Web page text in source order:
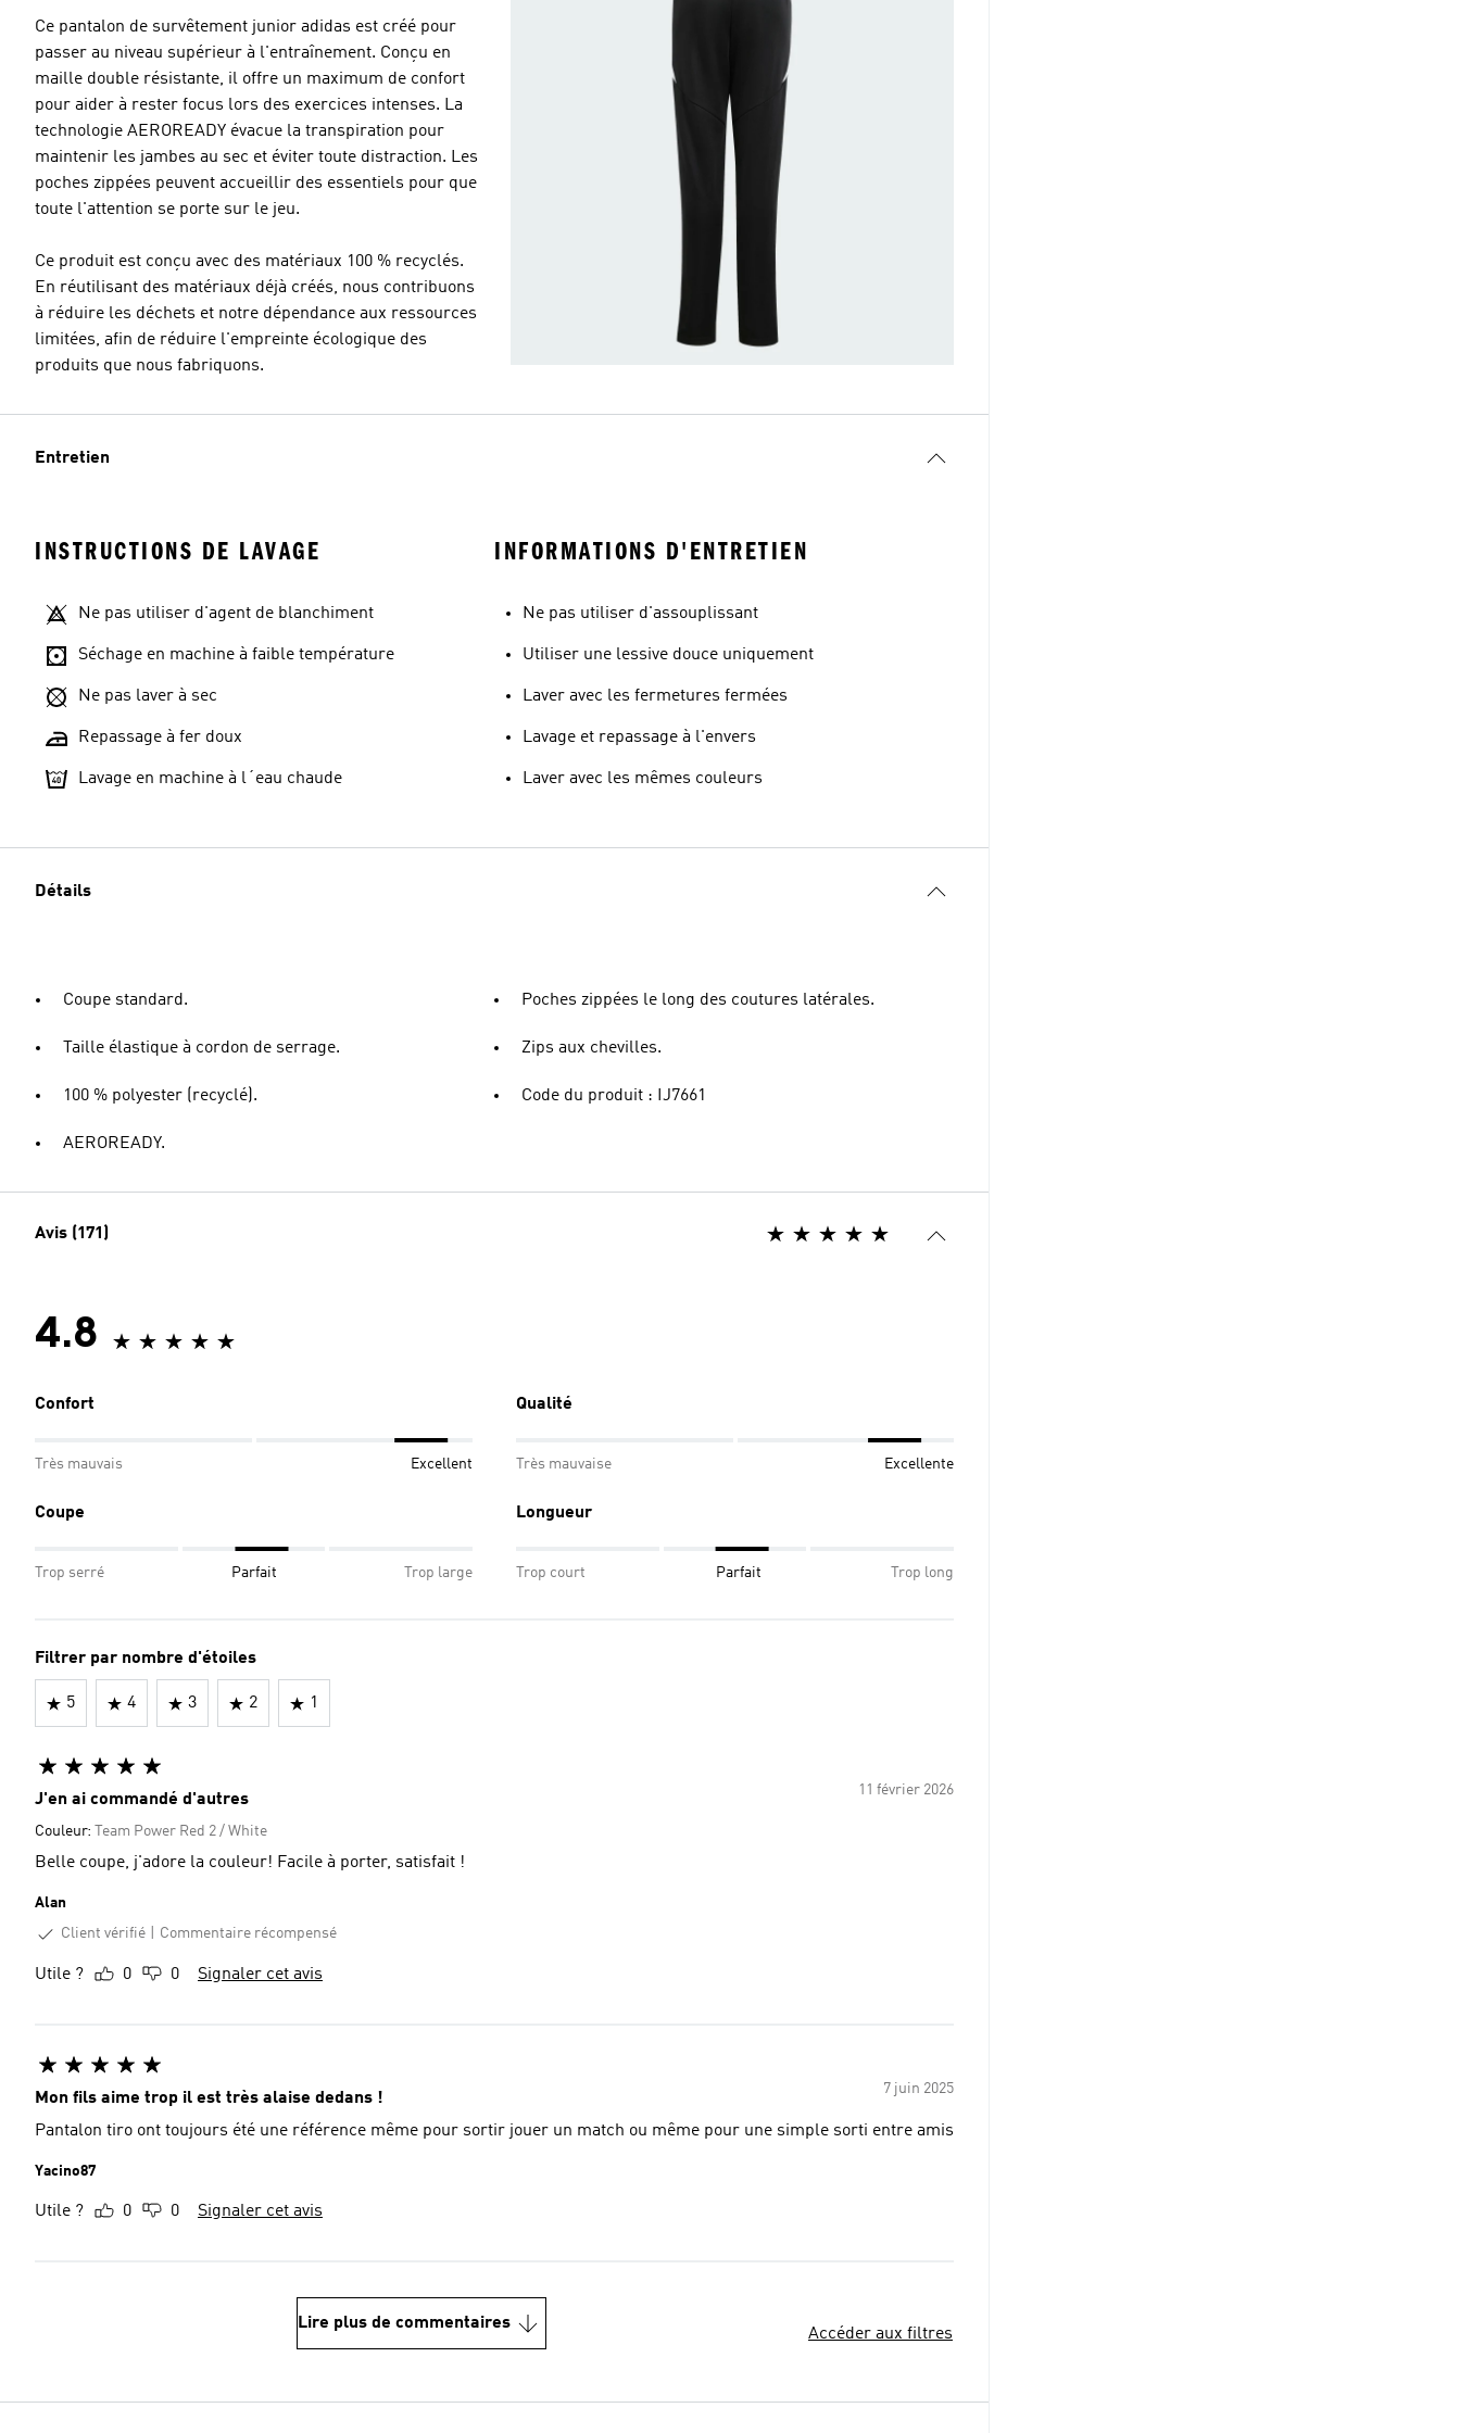
Ce pantalon de survêtement junior adidas est créé pour
passer au niveau supérieur à l'entraînement. Conçu en
maille double résistante, il offre un maximum de confort
pour aider à rester focus lors des exercices intenses. La
technologie AEROREADY évacue la transpiration pour
maintenir les jambes au sec et éviter toute distraction. Les
poches zippées peuvent accueillir des essentiels pour que
toute l'attention se porte sur le jeu.
Ce produit est conçu avec des matériaux 100 % recyclés.
En réutilisant des matériaux déjà créés, nous contribuons
à réduire les déchets et notre dépendance aux ressources
limitées, afin de réduire l'empreinte écologique des
produits que nous fabriquons.
Entretien
INSTRUCTIONS DE LAVAGE
Ne pas utiliser d'agent de blanchiment
Séchage en machine à faible température
Ne pas laver à sec
Repassage à fer doux
Lavage en machine à l´eau chaude
INFORMATIONS D'ENTRETIEN
Ne pas utiliser d'assouplissant
Utiliser une lessive douce uniquement
Laver avec les fermetures fermées
Lavage et repassage à l'envers
Laver avec les mêmes couleurs
Détails
Coupe standard.
Taille élastique à cordon de serrage.
100 % polyester (recyclé).
AEROREADY.
Poches zippées le long des coutures latérales.
Zips aux chevilles.
Code du produit : IJ7661
Avis (171)
4.8
Confort
Très mauvais Excellent
Qualité
Très mauvaise Excellente
Coupe
Trop serré Parfait Trop large
Longueur
Trop court Parfait Trop long
Filtrer par nombre d'étoiles
5 4 3 2 1
11 février 2026
J'en ai commandé d'autres
Couleur: Team Power Red 2 / White
Belle coupe, j'adore la couleur! Facile à porter, satisfait !
Alan
Client vérifié
Commentaire récompensé
Utile ? 0 0 Signaler cet avis
7 juin 2025
Mon fils aime trop il est très alaise dedans !
Pantalon tiro ont toujours été une référence même pour sortir jouer un match ou même pour une simple sorti entre amis
Yacino87
Utile ? 0 0 Signaler cet avis
Lire plus de commentaires
Accéder aux filtres